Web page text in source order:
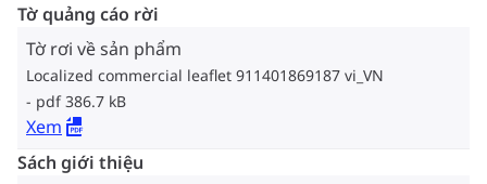
Tờ quảng cáo rời
Tờ rơi về sản phẩm
Localized commercial leaflet 911401869187 vi_VN
pdf 386.7 kB
Xem
Sách giới thiệu